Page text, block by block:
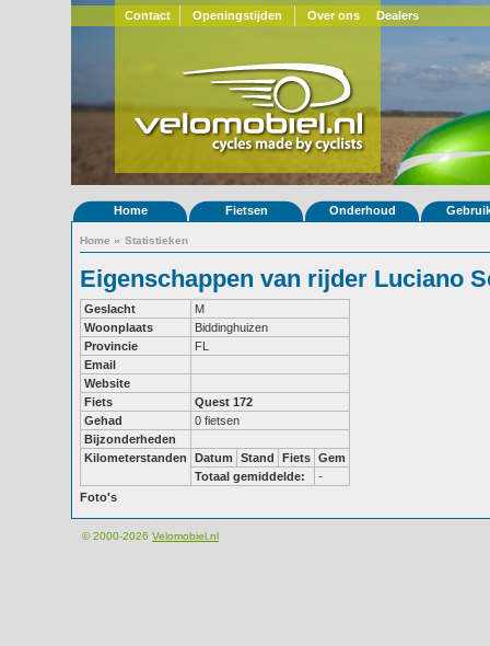
Contact Openingstijden Over ons Dealers
Home Fietsen Onderhoud
Home » Statistieken
Eigenschappen van rijder Luciano
Geslacht
M
Woonplaats
Biddinghuizen
Provincie
FL
Email
Website
Fiets
Quest 172
Gehad
0 fietsen
Bijzonderheden
Kilometerstanden
Datum Stand Fiets Gem
Totaal gemiddelde:
-
Foto's
© 2000-2026 Velomobiel.nl